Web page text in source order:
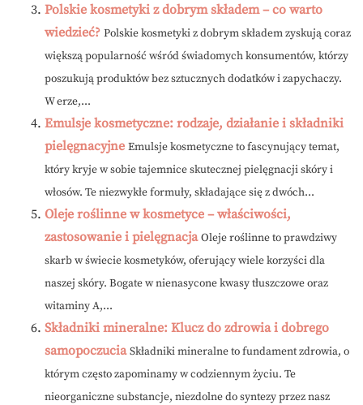
Polskie kosmetyki z dobrym składem – co warto
wiedzieć? Polskie kosmetyki z dobrym składem zyskują coraz
większą popularność wśród świadomych konsumentów, którzy
poszukują produktów bez sztucznych dodatków i zapychaczy.
W erze,...
Emulsje kosmetyczne: rodzaje, działanie i składniki
pielęgnacyjne Emulsje kosmetyczne to fascynujący temat,
który kryje w sobie tajemnice skutecznej pielęgnacji skóry i
włosów. Te niezwykłe formuły, składające się z dwóch...
Oleje roślinne w kosmetyce – właściwości,
zastosowanie i pielęgnacja Oleje roślinne to prawdziwy
skarb w świecie kosmetyków, oferujący wiele korzyści dla
naszej skóry. Bogate w nienasycone kwasy tłuszczowe oraz
witaminy A,...
Składniki mineralne: Klucz do zdrowia i dobrego
samopoczucia Składniki mineralne to fundament zdrowia, o
którym często zapominamy w codziennym życiu. Te
nieorganiczne substancje, niezdolne do syntezy przez nasz